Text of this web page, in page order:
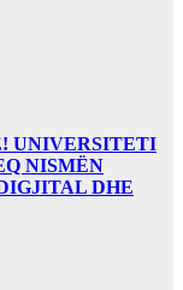
UNIVERSITETI
NISMËN
DHE